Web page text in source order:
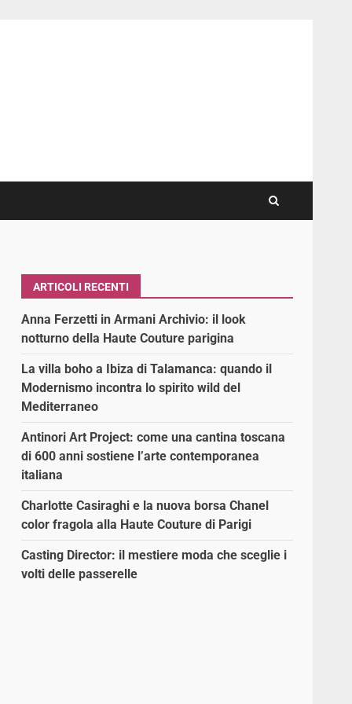
ARTICOLI RECENTI
Anna Ferzetti in Armani Archivio: il look
notturno della Haute Couture parigina
La villa boho a Ibiza di Talamanca: quando il
Modernismo incontra lo spirito wild del
Mediterraneo
Antinori Art Project: come una cantina toscana
di 600 anni sostiene l’arte contemporanea
italiana
Charlotte Casiraghi e la nuova borsa Chanel
color fragola alla Haute Couture di Parigi
Casting Director: il mestiere moda che sceglie i
volti delle passerelle